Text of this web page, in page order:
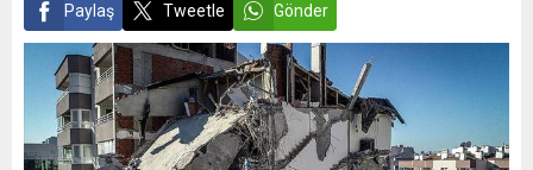
Paylaş Tweetle Gönder